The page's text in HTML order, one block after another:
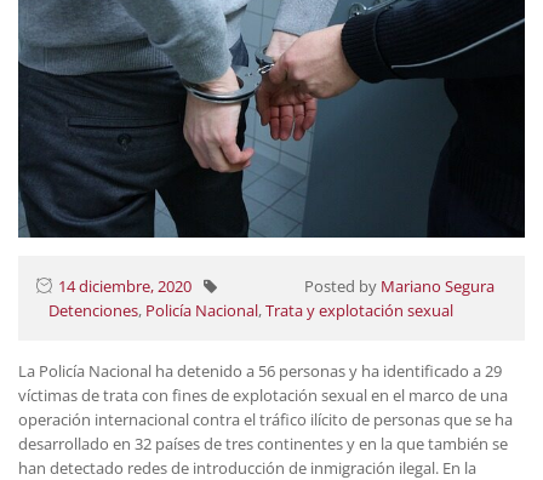
14 diciembre, 2020 Posted by Mariano Segura
Detenciones, Policía Nacional,Trata y explotación sexual
La Policía Nacional ha detenido a 56 personas y ha identificado a 29
víctimas de trata con fines de explotación sexual en el marco de una
operación internacional contra el tráfico ilícito de personas que se ha
desarrollado en 32 países de tres continentes y en la que también se
han detectado redes de introducción de inmigración ilegal. En la